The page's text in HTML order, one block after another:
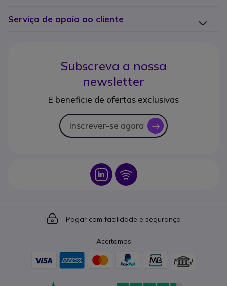
Serviço de apoio ao cliente
Subscreva a nossa
newsletter
E beneficie de ofertas exclusivas
Inscrever-se agora icon
Icon Icon
Icon
Pagar com facilidade e segurança
Aceitamos